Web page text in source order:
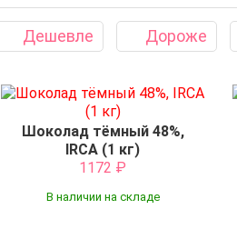
Дешевле Дороже
Шоколад тёмный 48%,
IRCA (1 кг)
1172 ₽
В наличии на складе